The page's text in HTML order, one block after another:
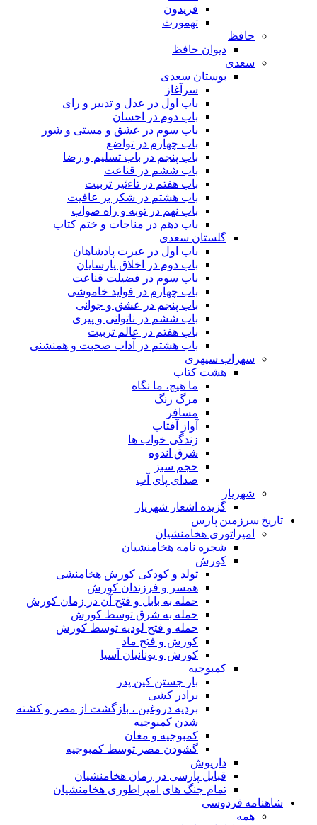
فریدون
تهمورث
حافظ
دیوان حافظ
سعدی
بوستان سعدی
سرآغاز
باب اول در عدل و تدبیر و رای
باب دوم در احسان
باب سوم در عشق و مستی و شور
باب چهارم در تواضع
باب پنجم در باب تسلیم و رضا
باب ششم در قناعت
باب هفتم در تاءثیر تربیت
باب هشتم در شکر بر عافیت
باب نهم در توبه و راه صواب
باب دهم در مناجات و ختم کتاب
گلستان سعدی
باب اول در عبرت پادشاهان
باب دوم در اخلاق پارسایان
باب سوم در فضیلت قناعت
باب چهارم در فواید خاموشى
باب پنجم در عشق و جوانى
باب ششم در ناتوانى و پیرى
باب هفتم در عالم تربیت
باب هشتم در آداب صحبت و همنشنى
سهراب سپهری
هشت کتاب
ما هیچ، ما نگاه
مرگ رنگ
مسافر
آواز آفتاب
زندگی خواب ها
شرق اندوه
حجم سبز
صدای پای آب
شهریار
گزیده اشعار شهریار
تاریخ سرزمین پارس
امپراتوری هخامنشیان
شجره نامه هخامنشیان
کورش
تولد و کودکی کورش هخامنشی
همسر و فرزندان کورش
حمله به بابل و فتح آن در زمان کورش
حمله به شرق توسط کورش
حمله و فتح لودیه توسط کورش
کورش و فتح ماد
کورش و یونانیان آسیا
کمبوجیه
باز جستن کین پدر
برادر کشی
بردیه دروغین ، بازگشت از مصر و کشته
شدن کمبوجیه
کمبوجیه و مغان
گشودن مصر توسط کمبوجیه
داریوش
قبایل پارسی در زمان هخامنشیان
تمام جنگ های امپراطوری هخامنشیان
شاهنامه فردوسی
همه